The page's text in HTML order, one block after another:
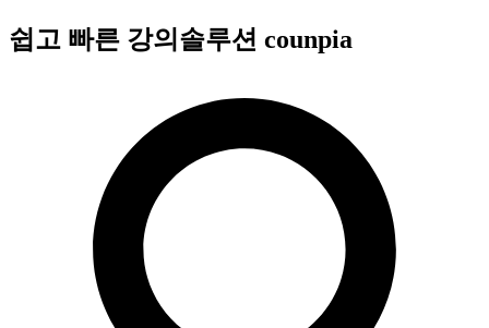
콘
텐
쉽고 빠른 강의솔루션 counpia